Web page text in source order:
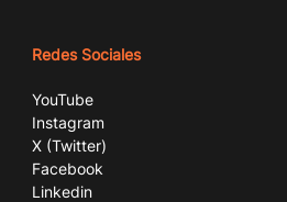
Redes Sociales
YouTube
Instagram
X (Twitter)
Facebook
Linkedin